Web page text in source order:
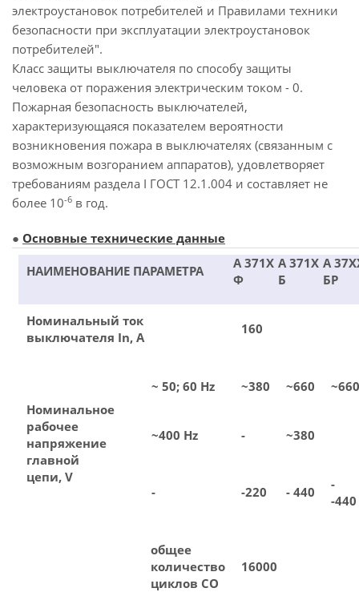
электроустановок потребителей и Правилами техники
безопасности при эксплуатации электроустановок
потребителей".
Класс защиты выключателя по способу защиты
человека от поражения электрическим током - 0.
Пожарная безопасность выключателей,
характеризующаяся показателем вероятности
возникновения пожара в выключателях (связанным с
возможным возгоранием аппаратов), удовлетворяет
требованиям раздела I ГОСТ 12.1.004 и составляет не
более 10-6 в год.
● Основные технические данные
НАИМЕНОВАНИЕ ПАРАМЕТРА
А 371Х
Ф
А 371Х
Б
А
БР
Номинальный ток
выключателя In, A
160
Номинальное
рабочее
напряжение
главной
цепи, V
~ 50; 60 Hz ~380 ~660 ~660
~400 Hz - ~380
- -220 - 440
-
-440
общее
количество
циклов СО
16000